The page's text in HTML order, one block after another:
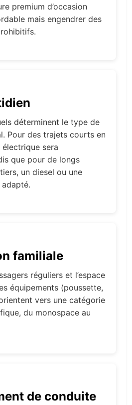
premium d’occasion
mais engendrer des
déterminent le type de
Pour des trajets courts en
sera
que pour de longs
un diesel ou une
familiale
réguliers et l’espace
équipements (poussette,
vers une catégorie
du monospace au
de conduite